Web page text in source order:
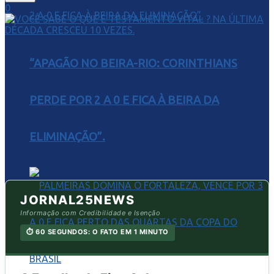
“APAGÃO NO BEIRA-RIO: CORINTHIANS
PERDE POR 2 A 0 E FICA À BEIRA DA
ELIMINAÇÃO”.
0
JORNAL25NEWS
Informação com Credibilidade e Isenção
⏱️ 60 SEGUNDOS: O FATO EM 1 MINUTO